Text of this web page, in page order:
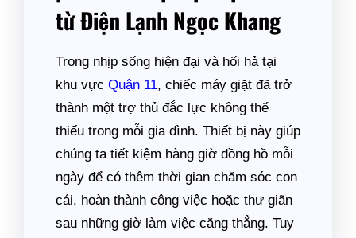
từ Điện Lạnh Ngọc Khang
Trong nhịp sống hiện đại và hối hả tại
khu vực Quận 11, chiếc máy giặt đã trở
thành một trợ thủ đắc lực không thể
thiếu trong mỗi gia đình. Thiết bị này giúp
chúng ta tiết kiệm hàng giờ đồng hồ mỗi
ngày để có thêm thời gian chăm sóc con
cái, hoàn thành công việc hoặc thư giãn
sau những giờ làm việc căng thẳng. Tuy